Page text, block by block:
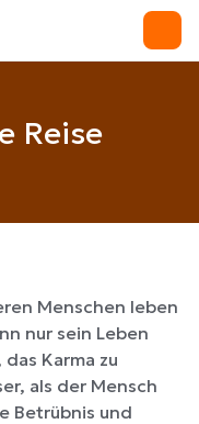
Reise
Menschen leben
nur sein Leben
Karma zu
als der Mensch
Betrübnis und